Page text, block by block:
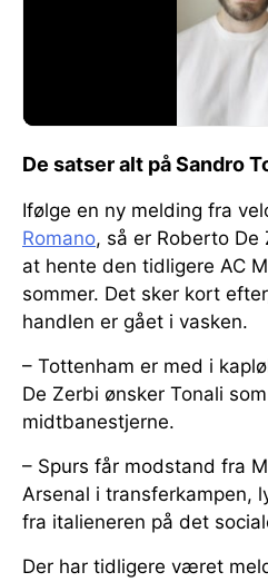
De satser alt på Sandro
Ifølge en ny melding fra
Romano, så er Roberto De
at hente den tidligere AC
sommer. Det sker kort
handlen er gået i vasken.
– Tottenham er med i
De Zerbi ønsker Tonali
midtbanestjerne.
– Spurs får modstand fra
Arsenal i transferkampen,
fra italieneren på det
Der har tidligere været